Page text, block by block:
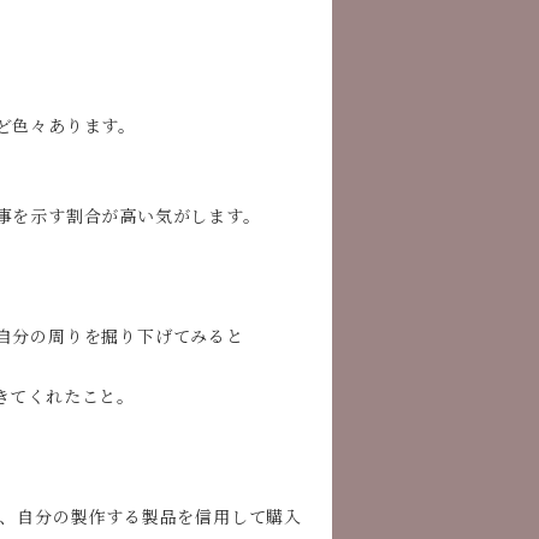
々あります。
示す割合が高い気がします。
分の周りを掘り下げてみると
くれたこと。
自分の製作する製品を信用して購入